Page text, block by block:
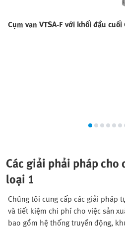
Cụm van VTSA-F với khối đầu cuối
Các giải phải pháp cho
loại 1
Chúng tôi cung cấp các giải pháp
và tiết kiệm chi phí cho việc sản
bao gồm hệ thống truyền động,